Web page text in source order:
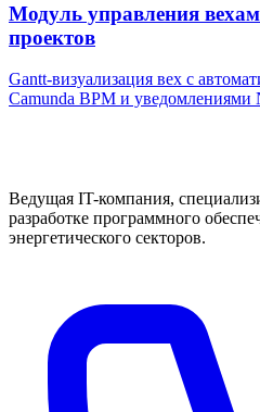
Модуль управления
проектов
Gantt-визуализация вех с
Camunda BPM и уведомлениями
Ведущая IT-компания,
разработке программного
энергетического секторов.